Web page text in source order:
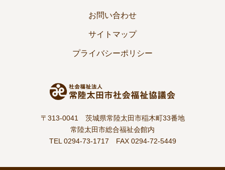
お問い合わせ
サイトマップ
プライバシーポリシー
〒313-0041 茨城県常陸太田市稲木町33番地
常陸太田市総合福祉会館内
TEL 0294-73-1717
FAX 0294-72-5449